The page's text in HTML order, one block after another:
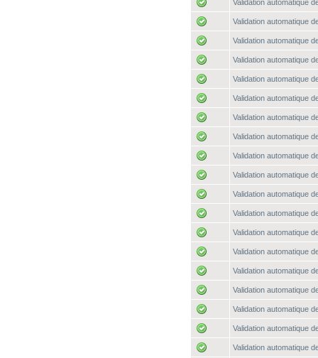
Validation automatique
Validation automatique
Validation automatique
Validation automatique
Validation automatique
Validation automatique
Validation automatique
Validation automatique
Validation automatique
Validation automatique
Validation automatique
Validation automatique
Validation automatique
Validation automatique
Validation automatique
Validation automatique
Validation automatique
Validation automatique
Validation automatique